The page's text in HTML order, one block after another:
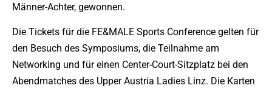
Männer-Achter, gewonnen.
Die Tickets für die FE&MALE Sports Conference gelten für
den Besuch des Symposiums, die Teilnahme am
Networking und für einen Center-Court-Sitzplatz bei den
Abendmatches des Upper Austria Ladies Linz. Die Karten